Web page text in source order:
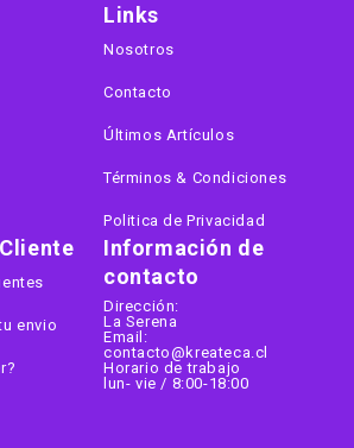
Información de
contacto
Dirección:
La Serena
Email:
contacto@kreateca.cl
Horario de trabajo
lun- vie / 8:00-18:00
Links
Nosotros
Contacto
Últimos Artículos
Términos & Condiciones
Politica de Privacidad
envio